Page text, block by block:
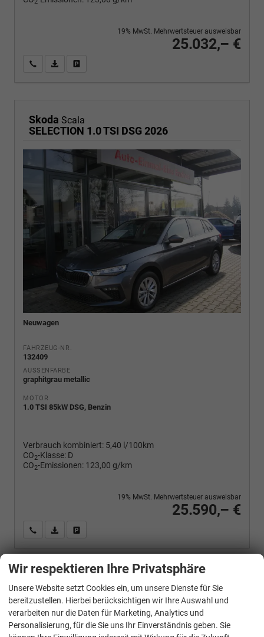
2
25.032,– €
19% MwSt. Mehrwertsteuer ausweisbar
Wir rufen Sie anPDF-Fahrzeugexposé drucken
Skoda Scala
SELECTION 1.0 TSI DSG 2026
Neuwagen
FAHRZEUG-NR.
132409
AUSSENFARBE
graphitgrau metallic
MOTOR
1.0 TSI 85kW DSG, Benzin
Verbrauch kombiniert: 5,40 l/100km
CO2-Klasse: D
CO2-Emissionen: 123,00 g/km
25.590,– €
19% MwSt. Mehrwertsteuer ausweisbar
Wir rufen Sie anPDF-Fahrzeugexposé drucken
Skoda Scala
SELECTION 1.0 TSI DSG 2026
Wir respektieren Ihre Privatsphäre
Unsere Website setzt Cookies ein, um unsere Dienste für Sie
bereitzustellen. Hierbei berücksichtigen wir Ihre Auswahl und
verarbeiten nur die Daten für Marketing, Analytics und
Personalisierung, für die Sie uns Ihr Einverständnis geben. Sie